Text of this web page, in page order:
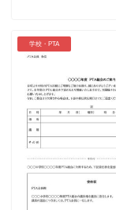
学校・PTA